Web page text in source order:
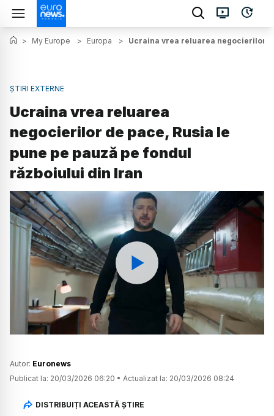
> My Europe > Europa > Ucraina vrea reluarea negocierilor
ȘTIRI EXTERNE
Ucraina vrea reluarea
negocierilor de pace, Rusia le
pune pe pauză pe fondul
războiului din Iran
Watch
Autor: Euronews
Publicat la: 20/03/2026 06:20 • Actualizat la: 20/03/2026 08:24
DISTRIBUIȚI ACEASTĂ ȘTIRE